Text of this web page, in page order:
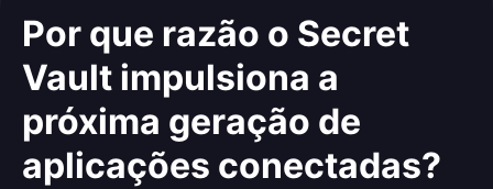
Por que razão o Secret
Vault impulsiona a
próxima geração de
aplicações conectadas?